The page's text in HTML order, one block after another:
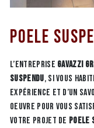
Poele
L’entreprise GAVAZZI
suspendu, si vous
expérience et d’un
oeuvre pour vous
votre projet de Poele